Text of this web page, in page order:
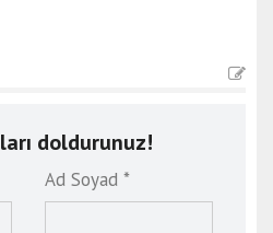
doldurunuz!
Ad Soyad *